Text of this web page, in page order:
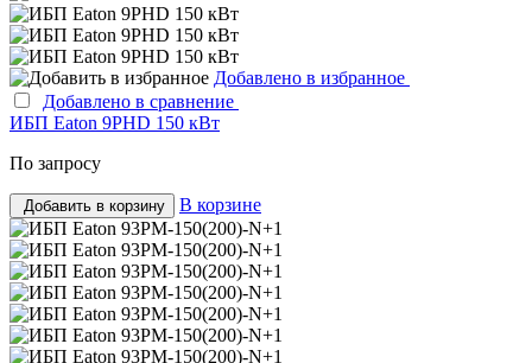
Добавлено в избранное
Добавлено в сравнение
ИБП Eaton 9PHD 150 кВт
По запросу
Добавить в корзину В корзине